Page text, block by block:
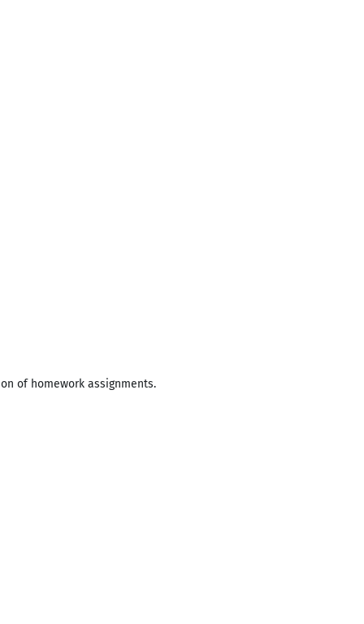
of homework assignments.